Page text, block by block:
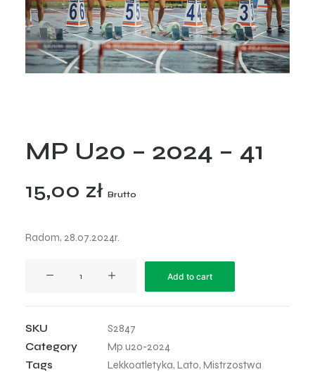
MP U20 – 2024 – 41
15,00 zł Brutto
Radom, 28.07.2024r.
2024
-
41
Add to cart
SKU
S2847
Category
Mp u20-2024
Tags
Lekkoatletyka, Lato, Mistrzostwa